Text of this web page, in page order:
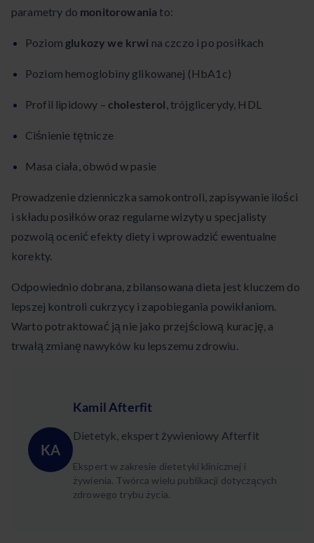
parametry do monitorowaniato:
Poziom glukozy we krwi na czczo i po posiłkach
Poziom hemoglobiny glikowanej (HbA1c)
Profil lipidowy – cholesterol, trójglicerydy, HDL
Ciśnienie tętnicze
Masa ciała, obwód w pasie
Prowadzenie dzienniczka samokontroli, zapisywanie ilości
i składu posiłków oraz regularne wizyty u specjalisty
pozwolą ocenić efekty diety i wprowadzić ewentualne
korekty.
Odpowiednio dobrana, zbilansowana dieta jest kluczem do
lepszej kontroli cukrzycy i zapobiegania powikłaniom.
Warto potraktować ją nie jako przejściową kurację, a
trwałą zmianę nawyków ku lepszemu zdrowiu.
KA
Kamil Afterfit
Dietetyk, ekspert żywieniowy Afterfit
Ekspert w zakresie dietetyki klinicznej i
żywienia. Twórca wielu publikacji dotyczących
zdrowego trybu życia.